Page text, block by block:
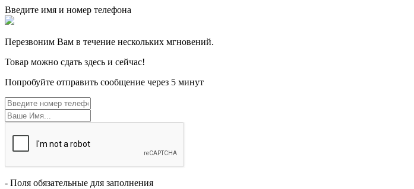
Введите имя и номер телефона
Перезвоним Вам в течение нескольких мгновений.
Товар можно сдать здесь и сейчас!
Попробуйте отправить сообщение через 5 минут
- Поля обязательные для заполнения